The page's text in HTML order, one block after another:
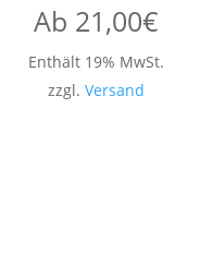
Ab 21,00€
Enthält 19% MwSt.
zzgl. Versand